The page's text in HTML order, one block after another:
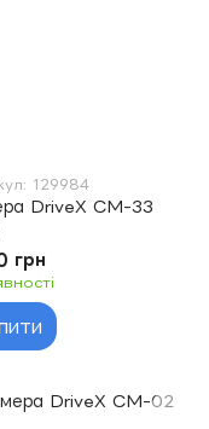
129984
DriveX CM-33
грн